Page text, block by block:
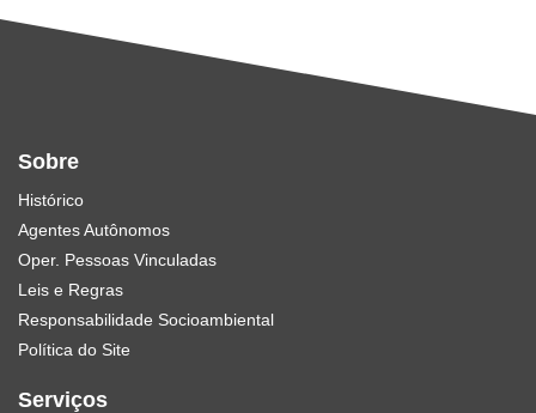
Sobre
Histórico
Agentes Autônomos
Oper. Pessoas Vinculadas
Leis e Regras
Responsabilidade Socioambiental
Política do Site
Serviços